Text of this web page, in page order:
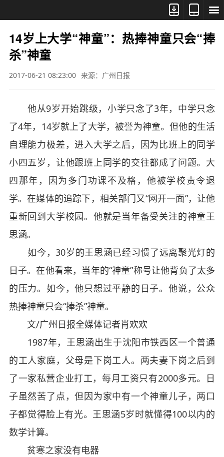



14岁上大学“神童”：热捧神童只会“捧
杀”神童
2017-06-21 08:23:00 来源：广州日报
他从9岁开始跳级，小学只念了3年，中学只念
了4年，14岁就上了大学，被誉为神童。但他的生活
自理能力极差，进入大学之后，因为比班上的同学
小四五岁，让他跟班上同学的交往都成了问题。大
四那年，因为多门功课不及格，他被学校责令退
学。在媒体的追踪下，相关部门又“网开一面”，让他
重新回到大学校园。他就是当年备受关注的神童王
思涵。
如今，30岁的王思涵已经习惯了远离聚光灯的
日子。在他看来，当年的“神童”称号让他背负了太多
的压力。如今，他只想过平静的日子。他说，公众
热捧神童只会“捧杀”神童。
文/广州日报全媒体记者肖欢欢
1987年，王思涵出生于沈阳市铁西区一个普通
的工人家庭，父母是下岗工人。两夫妻下岗之后到
了一家私营企业打工，每月工资只有2000多元。日
子虽然苦了点，但因为家中有一个神童儿子，两口
子都觉得脸上有光。王思涵5岁时就懂得100以内的
数学计算。
贫寒之家没有电器